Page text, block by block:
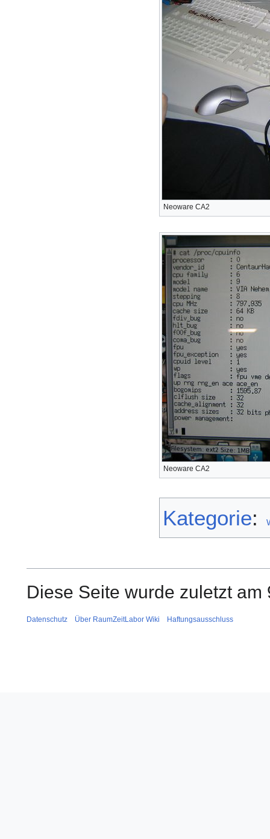
Neoware CA2
Neoware CA2
Kategorie:
Diese Seite wurde zuletzt
Datenschutz Über RaumZeitLabor Wiki Haftungsausschluss